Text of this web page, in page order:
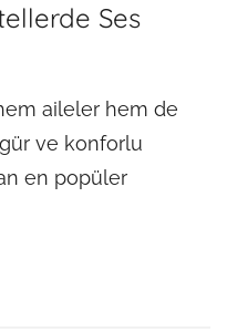
Ses
aileler hem de
ve konforlu
en popüler